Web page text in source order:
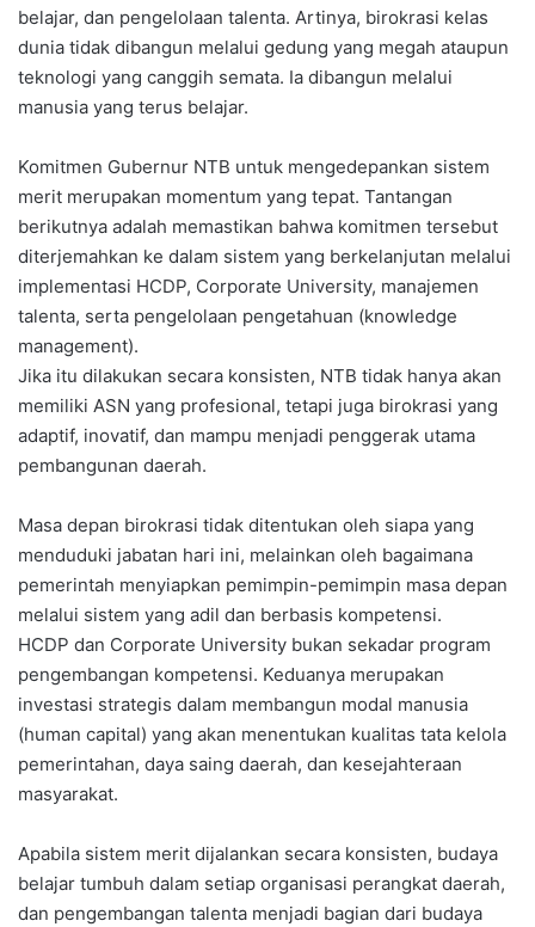
belajar, dan pengelolaan talenta. Artinya, birokrasi kelas
dunia tidak dibangun melalui gedung yang megah ataupun
teknologi yang canggih semata. Ia dibangun melalui
manusia yang terus belajar.
Komitmen Gubernur NTB untuk mengedepankan sistem
merit merupakan momentum yang tepat. Tantangan
berikutnya adalah memastikan bahwa komitmen tersebut
diterjemahkan ke dalam sistem yang berkelanjutan melalui
implementasi HCDP, Corporate University, manajemen
talenta, serta pengelolaan pengetahuan (knowledge
management).
Jika itu dilakukan secara konsisten, NTB tidak hanya akan
memiliki ASN yang profesional, tetapi juga birokrasi yang
adaptif, inovatif, dan mampu menjadi penggerak utama
pembangunan daerah.
Masa depan birokrasi tidak ditentukan oleh siapa yang
menduduki jabatan hari ini, melainkan oleh bagaimana
pemerintah menyiapkan pemimpin-pemimpin masa depan
melalui sistem yang adil dan berbasis kompetensi.
HCDP dan Corporate University bukan sekadar program
pengembangan kompetensi. Keduanya merupakan
investasi strategis dalam membangun modal manusia
(human capital) yang akan menentukan kualitas tata kelola
pemerintahan, daya saing daerah, dan kesejahteraan
masyarakat.
Apabila sistem merit dijalankan secara konsisten, budaya
belajar tumbuh dalam setiap organisasi perangkat daerah,
dan pengembangan talenta menjadi bagian dari budaya